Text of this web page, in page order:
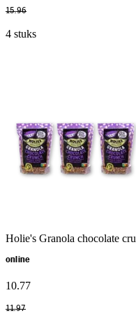
15.96
4 stuks
Holie's Granola chocolate
online
10.77
11.97